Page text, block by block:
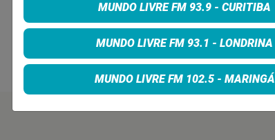
MUNDO LIVRE FM 93.9 - CURITIBA
MUNDO LIVRE FM 93.1 - LONDRINA
MUNDO LIVRE FM 102.5 - MARINGÁ